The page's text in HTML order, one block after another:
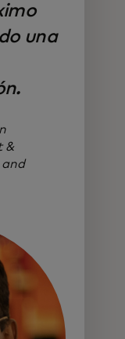
una
&
and